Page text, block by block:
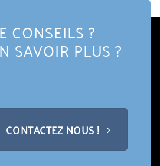
CONSEILS ?
SAVOIR PLUS ?
CONTACTEZ NOUS !